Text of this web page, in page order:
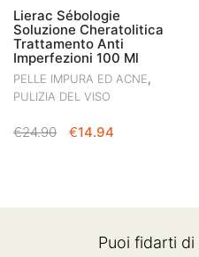
Lierac Sébologie
Soluzione Cheratolitica
Trattamento Anti
Imperfezioni 100 Ml
PELLE IMPURA ED ACNE,
PULIZIA DEL VISO
€24.90
IL
€24.90.
€14.94
€14.94.
Puoi fidarti di